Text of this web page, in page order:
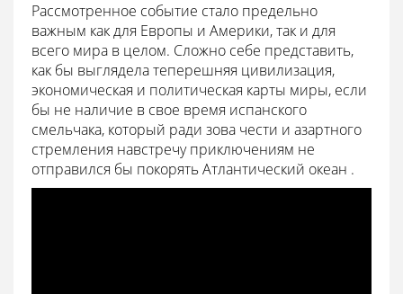
Рассмотренное событие стало предельно
важным как для Европы и Америки, так и для
всего мира в целом. Сложно себе представить,
как бы выглядела теперешняя цивилизация,
экономическая и политическая карты миры, если
бы не наличие в свое время испанского
смельчака, который ради зова чести и азартного
стремления навстречу приключениям не
отправился бы покорять Атлантический океан .